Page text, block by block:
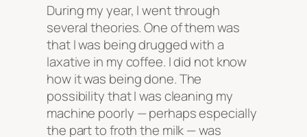
During my year, I went through
several theories. One of them was
that I was being drugged with a
laxative in my coffee. I did not know
how it was being done. The
possibility that I was cleaning my
machine poorly — perhaps especially
the part to froth the milk — was